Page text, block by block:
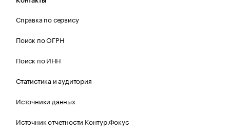
Справка по сервису
Поиск по ОГРН
Поиск по ИНН
Статистика и аудитория
Источники данных
Источник отчетности Контур.Фокус